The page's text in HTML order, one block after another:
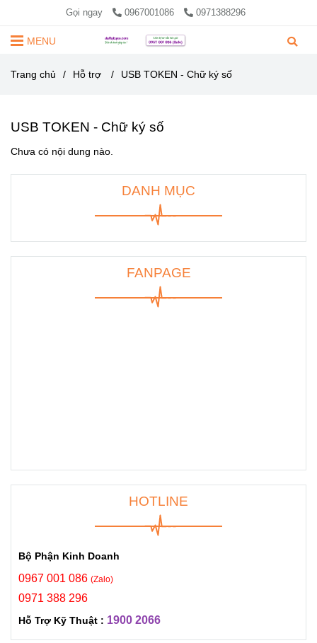
Gọi ngay 0967001086 0971388296
MENU
Trang chủ / Hỗ trợ / USB TOKEN - Chữ ký số
USB TOKEN - Chữ ký số
Chưa có nội dung nào.
DANH MỤC
FANPAGE
HOTLINE
Bộ Phận Kinh Doanh
0967 001 086 (Zalo)
0971 388 296
Hỗ Trợ Kỹ Thuật : 1900 2066